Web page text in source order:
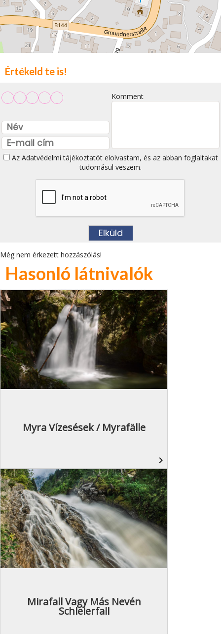
Értékeld te is!
Komment
Az Adatvédelmi tájékoztatótelolvastam, és az abban foglaltakat
tudomásul veszem.
Még nem érkezett hozzászólás!
Hasonló látnivalók
Myra Vízesések / Myrafälle
navigate_next
Mirafall Vagy Más Nevén
Schleierfall